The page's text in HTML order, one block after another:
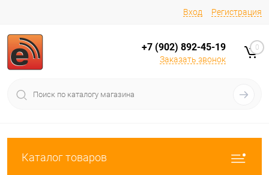
Вход Регистрация
+7 (902) 892-45-19
Заказать звонок
0
Каталог товаров